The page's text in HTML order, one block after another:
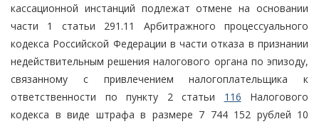
кассационной инстанций подлежат отмене на основании
части 1 статьи 291.11 Арбитражного процессуального
кодекса Российской Федерации в части отказа в признании
недействительным решения налогового органа по эпизоду,
связанному с привлечением налогоплательщика к
ответственности по пункту 2 статьи 116 Налогового
кодекса в виде штрафа в размере 7 744 152 рублей 10